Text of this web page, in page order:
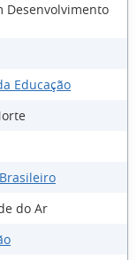
Desenvolvimento
Educação
do Ar